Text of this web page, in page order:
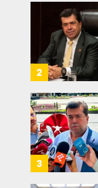
2
3